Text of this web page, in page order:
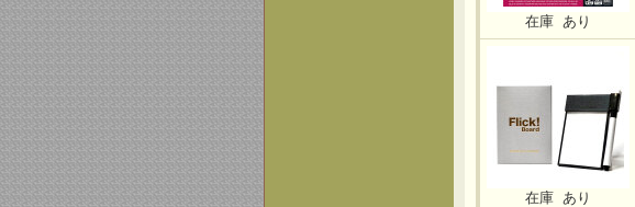
在庫 あり
在庫 あり